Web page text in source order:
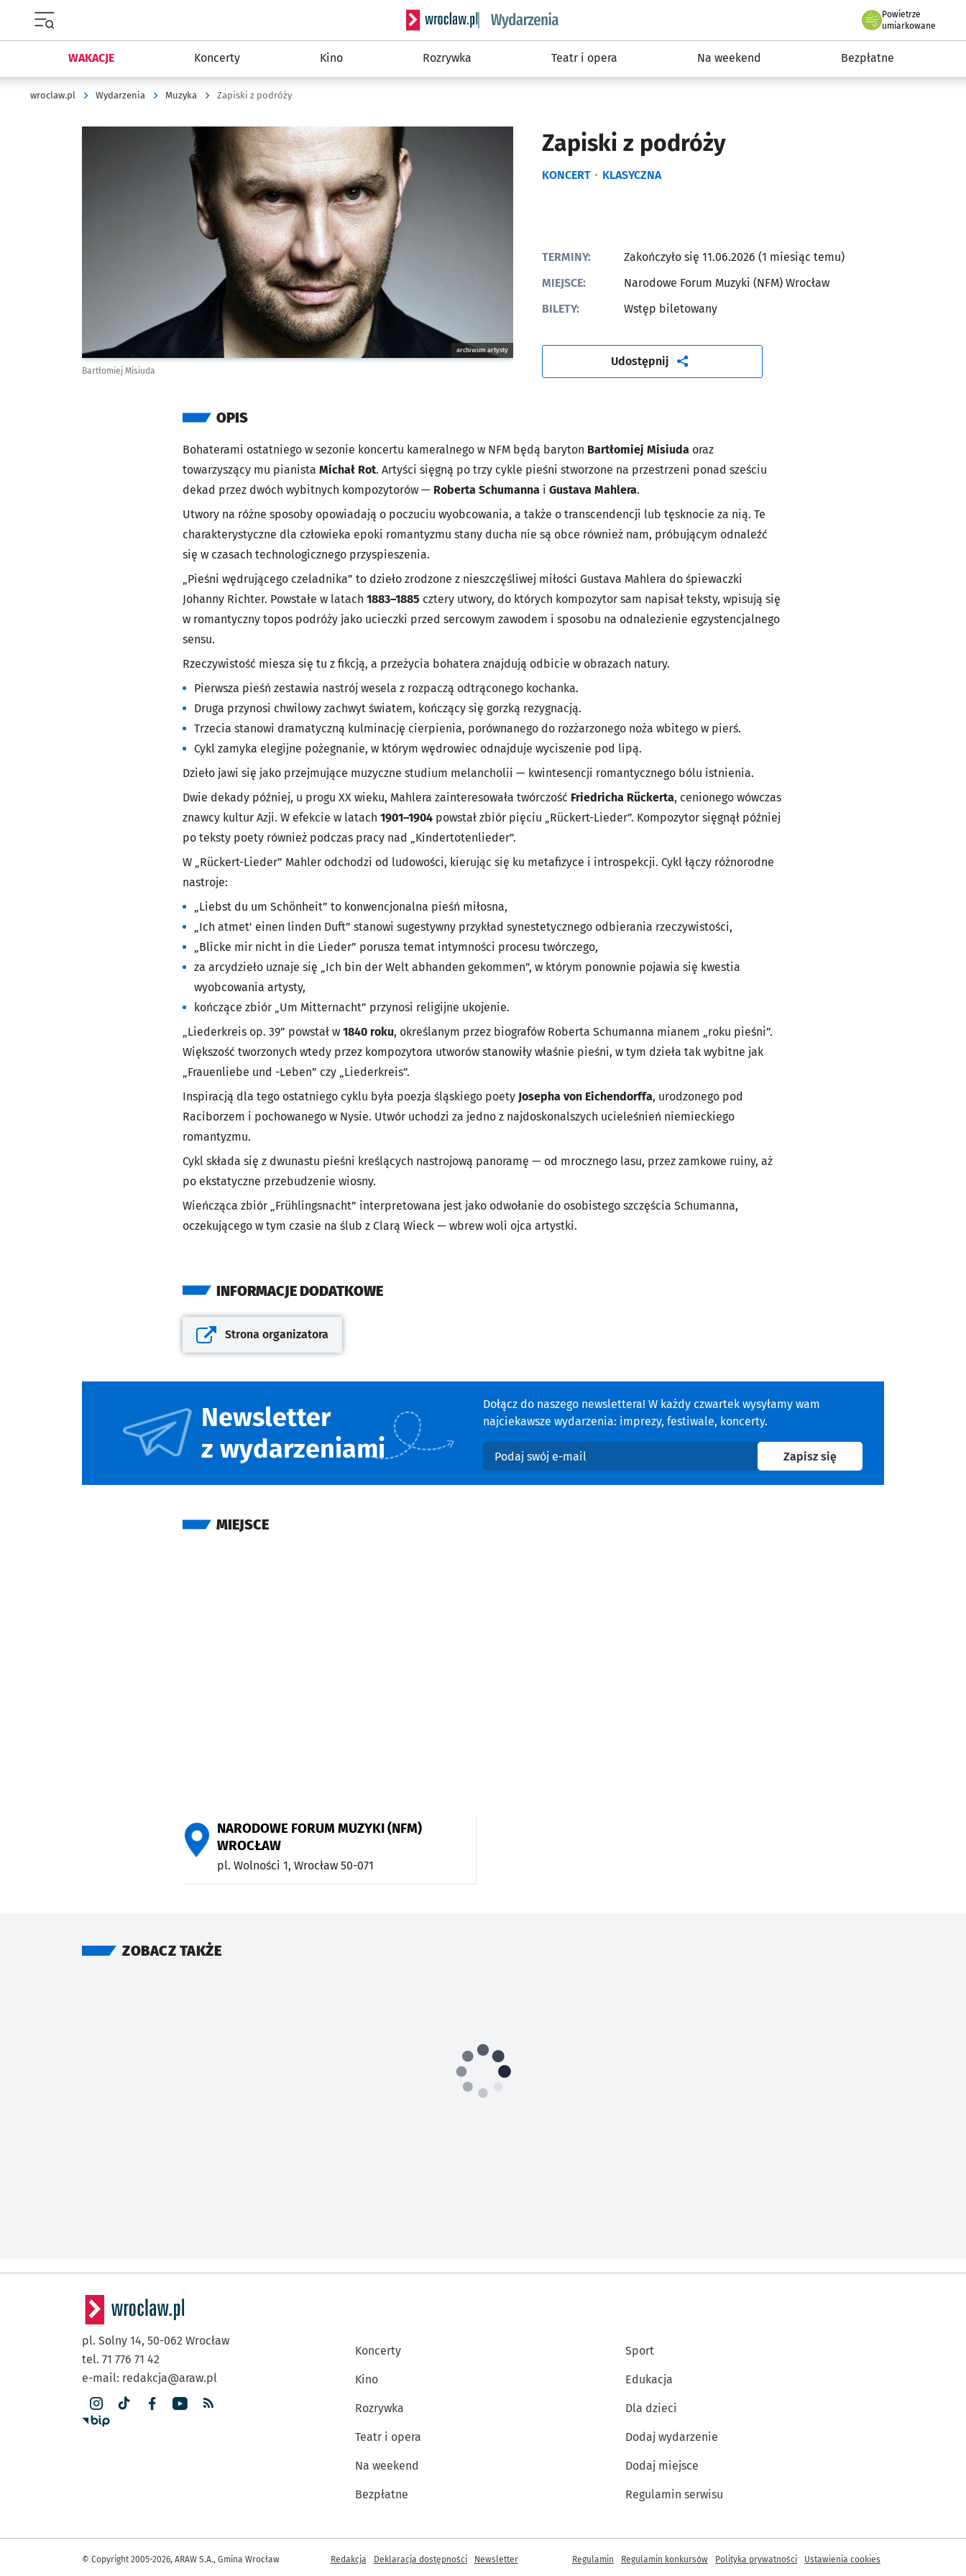
Serwis informacyjny wroclaw.pl podserwis: Wydarzenia
Powietrze
we Wrocławiu
umiarkowane
WAKACJE Koncerty Kino Rozrywka Teatr i opera Na weekend Bezpłatne
wroclaw.pl Wydarzenia Muzyka Zapiski z podróży
Zapiski z podróży
KONCERT KLASYCZNA
Kliknij, aby powiększyć
archiwum artysty
Bartłomiej Misiuda
TERMINY:
Zakończyło się 11.06.2026 (1 miesiąc temu)
MIEJSCE:
Narodowe Forum Muzyki (NFM) Wrocław
BILETY:
Wstęp biletowany
Udostępnijartykuł
OPIS
Bohaterami ostatniego w sezonie koncertu kameralnego w NFM będą baryton Bartłomiej Misiuda oraz
towarzyszący mu pianista Michał Rot. Artyści sięgną po trzy cykle pieśni stworzone na przestrzeni ponad sześciu
dekad przez dwóch wybitnych kompozytorów — Roberta Schumanna i Gustava Mahlera.
Utwory na różne sposoby opowiadają o poczuciu wyobcowania, a także o transcendencji lub tęsknocie za nią. Te
charakterystyczne dla człowieka epoki romantyzmu stany ducha nie są obce również nam, próbującym odnaleźć
się w czasach technologicznego przyspieszenia.
„Pieśni wędrującego czeladnika” to dzieło zrodzone z nieszczęśliwej miłości Gustava Mahlera do śpiewaczki
Johanny Richter. Powstałe w latach 1883–1885 cztery utwory, do których kompozytor sam napisał teksty, wpisują się
w romantyczny topos podróży jako ucieczki przed sercowym zawodem i sposobu na odnalezienie egzystencjalnego
sensu.
Rzeczywistość miesza się tu z fikcją, a przeżycia bohatera znajdują odbicie w obrazach natury.
Pierwsza pieśń zestawia nastrój wesela z rozpaczą odtrąconego kochanka.
Druga przynosi chwilowy zachwyt światem, kończący się gorzką rezygnacją.
Trzecia stanowi dramatyczną kulminację cierpienia, porównanego do rozżarzonego noża wbitego w pierś.
Cykl zamyka elegijne pożegnanie, w którym wędrowiec odnajduje wyciszenie pod lipą.
Dzieło jawi się jako przejmujące muzyczne studium melancholii — kwintesencji romantycznego bólu istnienia.
Dwie dekady później, u progu XX wieku, Mahlera zainteresowała twórczość Friedricha Rückerta, cenionego wówczas
znawcy kultur Azji. W efekcie w latach 1901–1904 powstał zbiór pięciu „Rückert-Lieder”. Kompozytor sięgnął później
po teksty poety również podczas pracy nad „Kindertotenlieder”.
W „Rückert-Lieder” Mahler odchodzi od ludowości, kierując się ku metafizyce i introspekcji. Cykl łączy różnorodne
nastroje:
„Liebst du um Schönheit” to konwencjonalna pieśń miłosna,
„Ich atmet' einen linden Duft” stanowi sugestywny przykład synestetycznego odbierania rzeczywistości,
„Blicke mir nicht in die Lieder” porusza temat intymności procesu twórczego,
za arcydzieło uznaje się „Ich bin der Welt abhanden gekommen”, w którym ponownie pojawia się kwestia
wyobcowania artysty,
kończące zbiór „Um Mitternacht” przynosi religijne ukojenie.
„Liederkreis op. 39” powstał w 1840 roku, określanym przez biografów Roberta Schumanna mianem „roku pieśni”.
Większość tworzonych wtedy przez kompozytora utworów stanowiły właśnie pieśni, w tym dzieła tak wybitne jak
„Frauenliebe und -Leben” czy „Liederkreis”.
Inspiracją dla tego ostatniego cyklu była poezja śląskiego poety Josepha von Eichendorffa, urodzonego pod
Raciborzem i pochowanego w Nysie. Utwór uchodzi za jedno z najdoskonalszych ucieleśnień niemieckiego
romantyzmu.
Cykl składa się z dwunastu pieśni kreślących nastrojową panoramę — od mrocznego lasu, przez zamkowe ruiny, aż
po ekstatyczne przebudzenie wiosny.
Wieńcząca zbiór „Frühlingsnacht” interpretowana jest jako odwołanie do osobistego szczęścia Schumanna,
oczekującego w tym czasie na ślub z Clarą Wieck — wbrew woli ojca artystki.
INFORMACJE DODATKOWE
Otwiera się w nowej karcie
Strona organizatora
Newsletter
z wydarzeniami
Dołącz do naszego newslettera! W każdy czwartek wysyłamy wam
najciekawsze wydarzenia: imprezy, festiwale, koncerty.
Podaj swój e-mail
Zapisz sięna newsletter
MIEJSCE
NARODOWE FORUM MUZYKI (NFM)
WROCŁAW
pl. Wolności 1, Wrocław 50-071
ZOBACZ TAKŻE
pl. Solny 14, 50-062 Wrocław
tel. 71 776 71 42
e-mail: redakcja@araw.pl
Koncerty
Kino
Rozrywka
Teatr i opera
Na weekend
Bezpłatne
Sport
Edukacja
Dla dzieci
Dodaj wydarzenie
Dodaj miejsce
Regulamin serwisu
© Copyright 2005-2026, ARAW S.A., Gmina Wrocław Inne informacje
Redakcja Deklaracja dostępności Newsletter Regulamin Regulamin konkursów Polityka prywatności Ustawienia cookies